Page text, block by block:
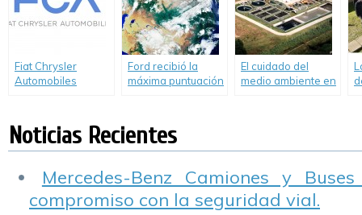
Fiat Chrysler
Automobiles
mundiales por su
trabajo respecto al
cambio climático.
Ford recibió la
máxima puntuación
El cuidado del
medio ambiente en
Noticias Recientes
Mercedes-Benz Camiones y
compromiso con la seguridad vial.